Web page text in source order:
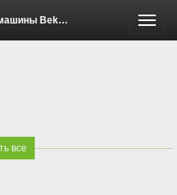
15%!" (2 - 8 Июня 2026)
все